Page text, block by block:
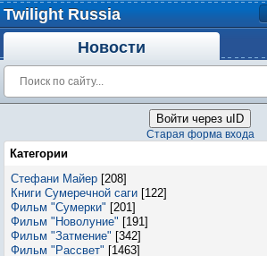
Twilight Russia
Новости
Войти через uID
Старая форма входа
Категории
Стефани Майер [208]
Книги Сумеречной саги [122]
Фильм "Сумерки" [201]
Фильм "Новолуние" [191]
Фильм "Затмение" [342]
Фильм "Рассвет" [1463]